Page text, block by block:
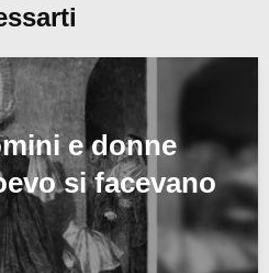
e donne
si facevano